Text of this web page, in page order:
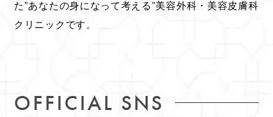
た”あなたの身になって考える”美容外科・美容皮膚科
クリニックです。
OFFICIAL SNS